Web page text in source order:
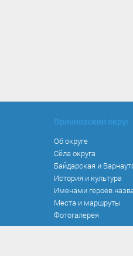
Орлиновский округ
Об округе
Сёла округа
Байдарская и
История и культура
Именами героев
Места и маршруты
Фотогалерея